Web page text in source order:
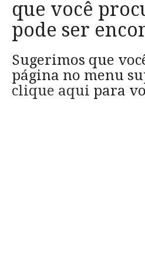
que você
pode ser
Sugerimos que
página no menu
clique aqui para